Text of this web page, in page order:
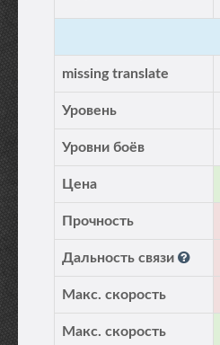
missing translate
Уровень
Уровни боёв
Цена
Прочность
Дальность связи
Макс. скорость
Макс. скорость